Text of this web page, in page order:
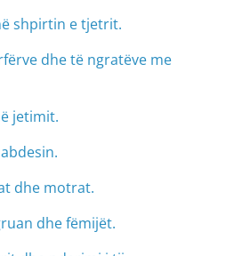
shpirtin e tjetrit.
dhe të ngratëve me
jetimit.
dhe motrat.
dhe fëmijët.